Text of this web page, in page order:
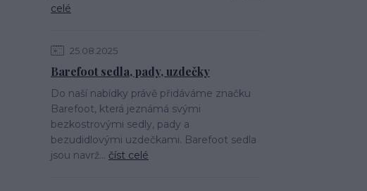
celé
25.08.2025
Barefoot sedla, pady, uzdečky
Do naší nabídky právě přidáváme značku
Barefoot, která jeznámá svými
bezkostrovými sedly, pady a
bezudidlovými uzdečkami. Barefoot sedla
jsou navrž... číst celé